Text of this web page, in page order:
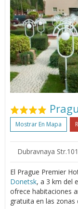
Mostrar En Mapa
Dubravnaya
El Prague Premier
Donetsk, a 3 km del
ofrece habitaciones
gratuita en las zonas